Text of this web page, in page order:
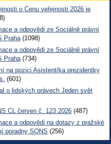
o Cenu veřejnosti 2026 je
a odpovědi ze Sociálně právní
Praha (1098)
a odpovědi ze Sociálně právní
Praha (734)
na pozici Asistent/ka prezidentky
(601)
o lidských právech Jeden svět
CL červen č. 123 2026 (487)
a odpovědi na dotazy z pražské
poradny SONS (256)